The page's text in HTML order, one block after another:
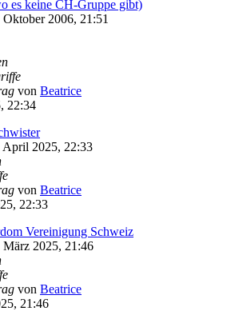
es keine CH-Gruppe gibt)
Oktober 2006, 21:51
von Beatrice
22:34
April 2025, 22:33
von Beatrice
22:33
Vereinigung Schweiz
März 2025, 21:46
von Beatrice
21:46